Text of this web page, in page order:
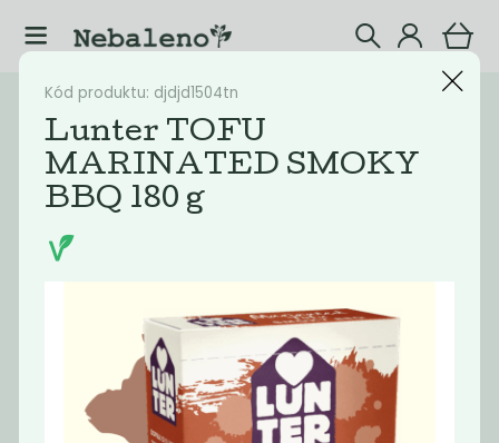
Katalog Potraviny
Filtrovat produkty 41
Doporučené
Akce
Kód produktu: djdjd1504tn
Lunter TOFU
MARINATED SMOKY
BBQ 180 g